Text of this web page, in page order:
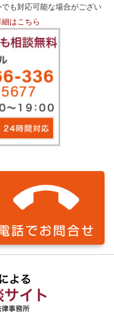
も対応可能な場合がござい
はこちら